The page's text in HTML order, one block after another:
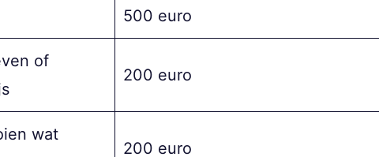
500 euro
of
200 euro
wat
200 euro